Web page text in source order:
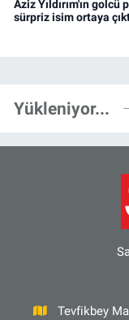
Aziz Yıldırım'ın golcü
sürpriz isim ortaya
Yükleniyor...
Tevfikbey